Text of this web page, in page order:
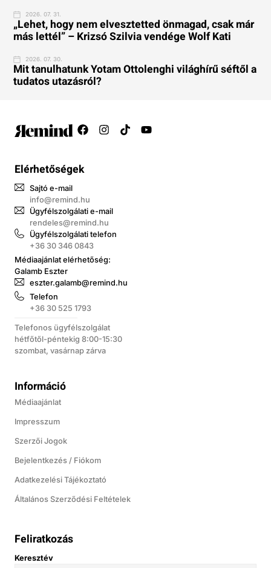
2026. 07. 31.
„Lehet, hogy nem elvesztetted önmagad, csak már
más lettél” – Krizsó Szilvia vendége Wolf Kati
2026. 07. 30.
Mit tanulhatunk Yotam Ottolenghi világhírű séftől a
tudatos utazásról?
Elérhetőségek
Sajtó e-mail
info@remind.hu
Ügyfélszolgálati e-mail
rendeles@remind.hu
Ügyfélszolgálati telefon
+36 30 346 0843
Médiaajánlat elérhetőség:
Galamb Eszter
eszter.galamb@remind.hu
Telefon
+36 30 525 1793
Telefonos ügyfélszolgálat
hétfőtől-péntekig 8:00-15:30
szombat, vasárnap zárva
Információ
Médiaajánlat
Impresszum
Szerzői Jogok
Bejelentkezés / Fiókom
Adatkezelési Tájékoztató
Általános Szerződési Feltételek
Feliratkozás
Keresztév